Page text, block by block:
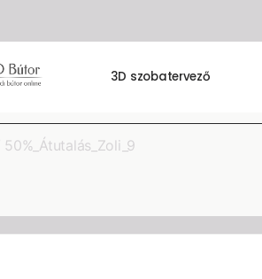
3D szobatervező
50%_Átutalás_Zoli_9